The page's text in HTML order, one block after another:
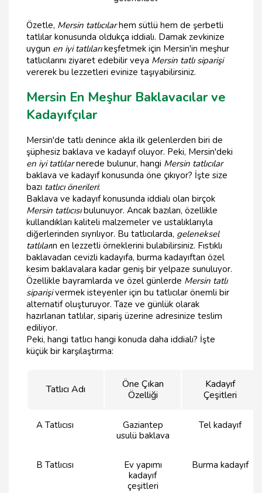
Özetle, Mersin tatlıcılarhem sütlü hem de şerbetli
tatlılar konusunda oldukça iddialı. Damak zevkinize
uygun en iyi tatlılarıkeşfetmek için Mersin'in meşhur
tatlıcılarını ziyaret edebilir veya Mersin tatlı siparişi
vererek bu lezzetleri evinize taşıyabilirsiniz.
Mersin En Meşhur Baklavacılar ve
Kadayıfçılar
Mersin'de tatlı denince akla ilk gelenlerden biri de
şüphesiz baklava ve kadayıf oluyor. Peki, Mersin'deki
en iyi tatlılarnerede bulunur, hangi Mersin tatlıcılar
baklava ve kadayıf konusunda öne çıkıyor? İşte size
bazı tatlıcı önerileri:
Baklava ve kadayıf konusunda iddialı olan birçok
Mersin tatlıcısıbulunuyor. Ancak bazıları, özellikle
kullandıkları kaliteli malzemeler ve ustalıklarıyla
diğerlerinden sıyrılıyor. Bu tatlıcılarda, geleneksel
tatlıların en lezzetli örneklerini bulabilirsiniz. Fıstıklı
baklavadan cevizli kadayıfa, burma kadayıftan özel
kesim baklavalara kadar geniş bir yelpaze sunuluyor.
Özellikle bayramlarda ve özel günlerde Mersin tatlı
siparişivermek isteyenler için bu tatlıcılar önemli bir
alternatif oluşturuyor. Taze ve günlük olarak
hazırlanan tatlılar, sipariş üzerine adresinize teslim
ediliyor.
Peki, hangi tatlıcı hangi konuda daha iddialı? İşte
küçük bir karşılaştırma:
Tatlıcı Adı
Öne Çıkan
Özelliği
Kadayıf
Çeşitleri
A Tatlıcısı
Gaziantep
usulü baklava
Tel kadayıf
B Tatlıcısı
Ev yapımı
kadayıf
çeşitleri
Burma kadayıf